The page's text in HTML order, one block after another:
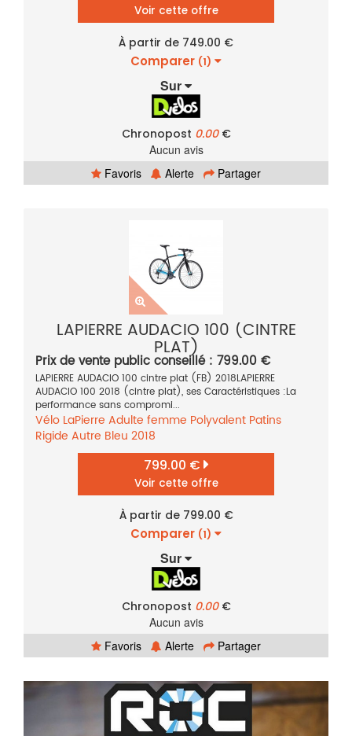
Voir cette offre
À partir de 749.00 €
Comparer (1)
Sur
Chronopost 0.00€
Aucun avis
Favoris
Alerte Partager
LAPIERRE AUDACIO 100 (CINTRE
PLAT)
Prix de vente public conseillé : 799.00 €
LAPIERRE AUDACIO 100 cintre plat (FB) 2018LAPIERRE
AUDACIO 100 2018 (cintre plat), ses Caractéristiques :La
performance sans compromi...
Vélo LaPierre Adulte femme Polyvalent Patins
Rigide Autre Bleu 2018
799.00 €
Voir cette offre
À partir de 799.00 €
Comparer (1)
Sur
Chronopost 0.00€
Aucun avis
Favoris
Alerte Partager